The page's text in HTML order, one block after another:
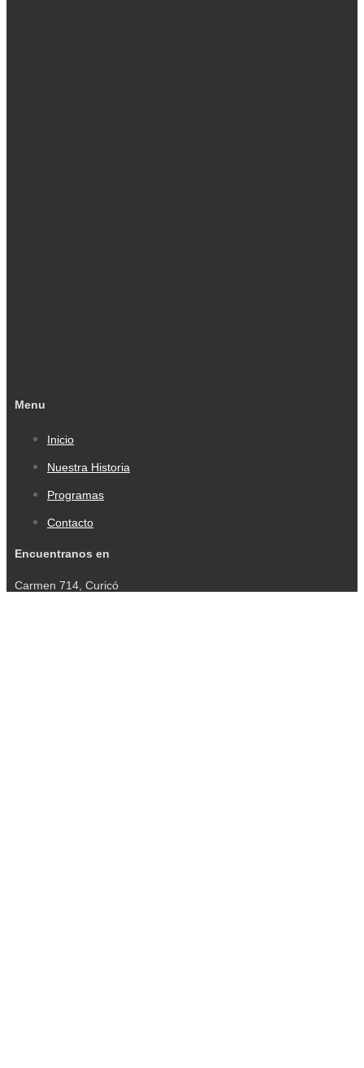
Menu
Inicio
Nuestra Historia
Programas
Contacto
Encuentranos en
Carmen 714, Curicó